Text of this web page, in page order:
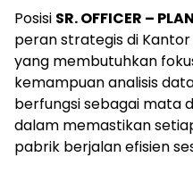
Posisi SR. OFFICER –
peran strategis di
yang membutuhkan
kemampuan analisis
berfungsi sebagai mata
dalam memastikan
pabrik berjalan efisien